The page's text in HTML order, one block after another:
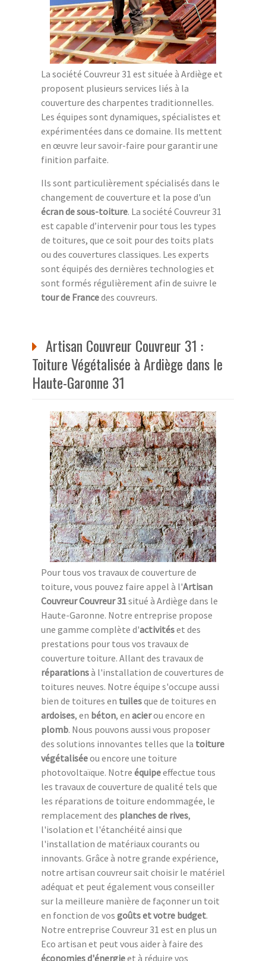
La société Couvreur 31 est située à Ardiège et
proposent plusieurs services liés à la
couverture des charpentes traditionnelles.
Les équipes sont dynamiques, spécialistes et
expérimentées dans ce domaine. Ils mettent
en œuvre leur savoir-faire pour garantir une
finition parfaite.
Ils sont particulièrement spécialisés dans le
changement de couverture et la pose d'un
écran de sous-toiture. La société Couvreur 31
est capable d’intervenir pour tous les types
de toitures, que ce soit pour des toits plats
ou des couvertures classiques. Les experts
sont équipés des dernières technologies et
sont formés régulièrement afin de suivre le
tour de Francedes couvreurs.
Artisan Couvreur Couvreur 31 :
Toiture Végétalisée à Ardiège dans le
Haute-Garonne 31
Pour tous vos travaux de couverture de
toiture, vous pouvez faire appel à l'Artisan
Couvreur Couvreur 31situé à Ardiège dans le
Haute-Garonne. Notre entreprise propose
une gamme complète d'activitéset des
prestations pour tous vos travaux de
couverture toiture. Allant des travaux de
réparationsà l'installation de couvertures de
toitures neuves. Notre équipe s'occupe aussi
bien de toitures en tuilesque de toitures en
ardoises, en béton, en acierou encore en
plomb. Nous pouvons aussi vous proposer
des solutions innovantes telles que la toiture
végétaliséeou encore une toiture
photovoltaïque. Notre équipeeffectue tous
les travaux de couverture de qualité tels que
les réparations de toiture endommagée, le
remplacement des planches de rives,
l'isolation et l'étanchéité ainsi que
l'installation de matériaux courants ou
innovants. Grâce à notre grande expérience,
notre artisan couvreur sait choisir le matériel
adéquat et peut également vous conseiller
sur la meilleure manière de façonner un toit
en fonction de vos goûts et votre budget.
Notre entreprise Couvreur 31 est en plus un
Eco artisan et peut vous aider à faire des
économies d'énergieet à réduire vos